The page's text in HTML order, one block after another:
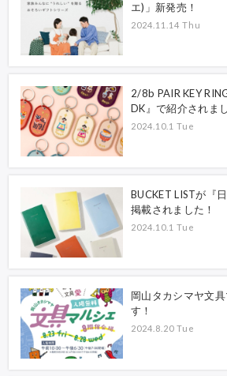
エ)」新発売！
2024.11.14 Thu
2/8b PAIR KEY
DK』で紹介されま
2024.10.1 Tue
BUCKET LISTが『
掲載されました！
2024.10.1 Tue
岡山タカシマヤ文
す！
2024.8.20 Tue